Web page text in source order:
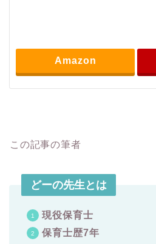
Amazon
この記事の筆者
どーの先生とは
現役保育士
保育士歴7年